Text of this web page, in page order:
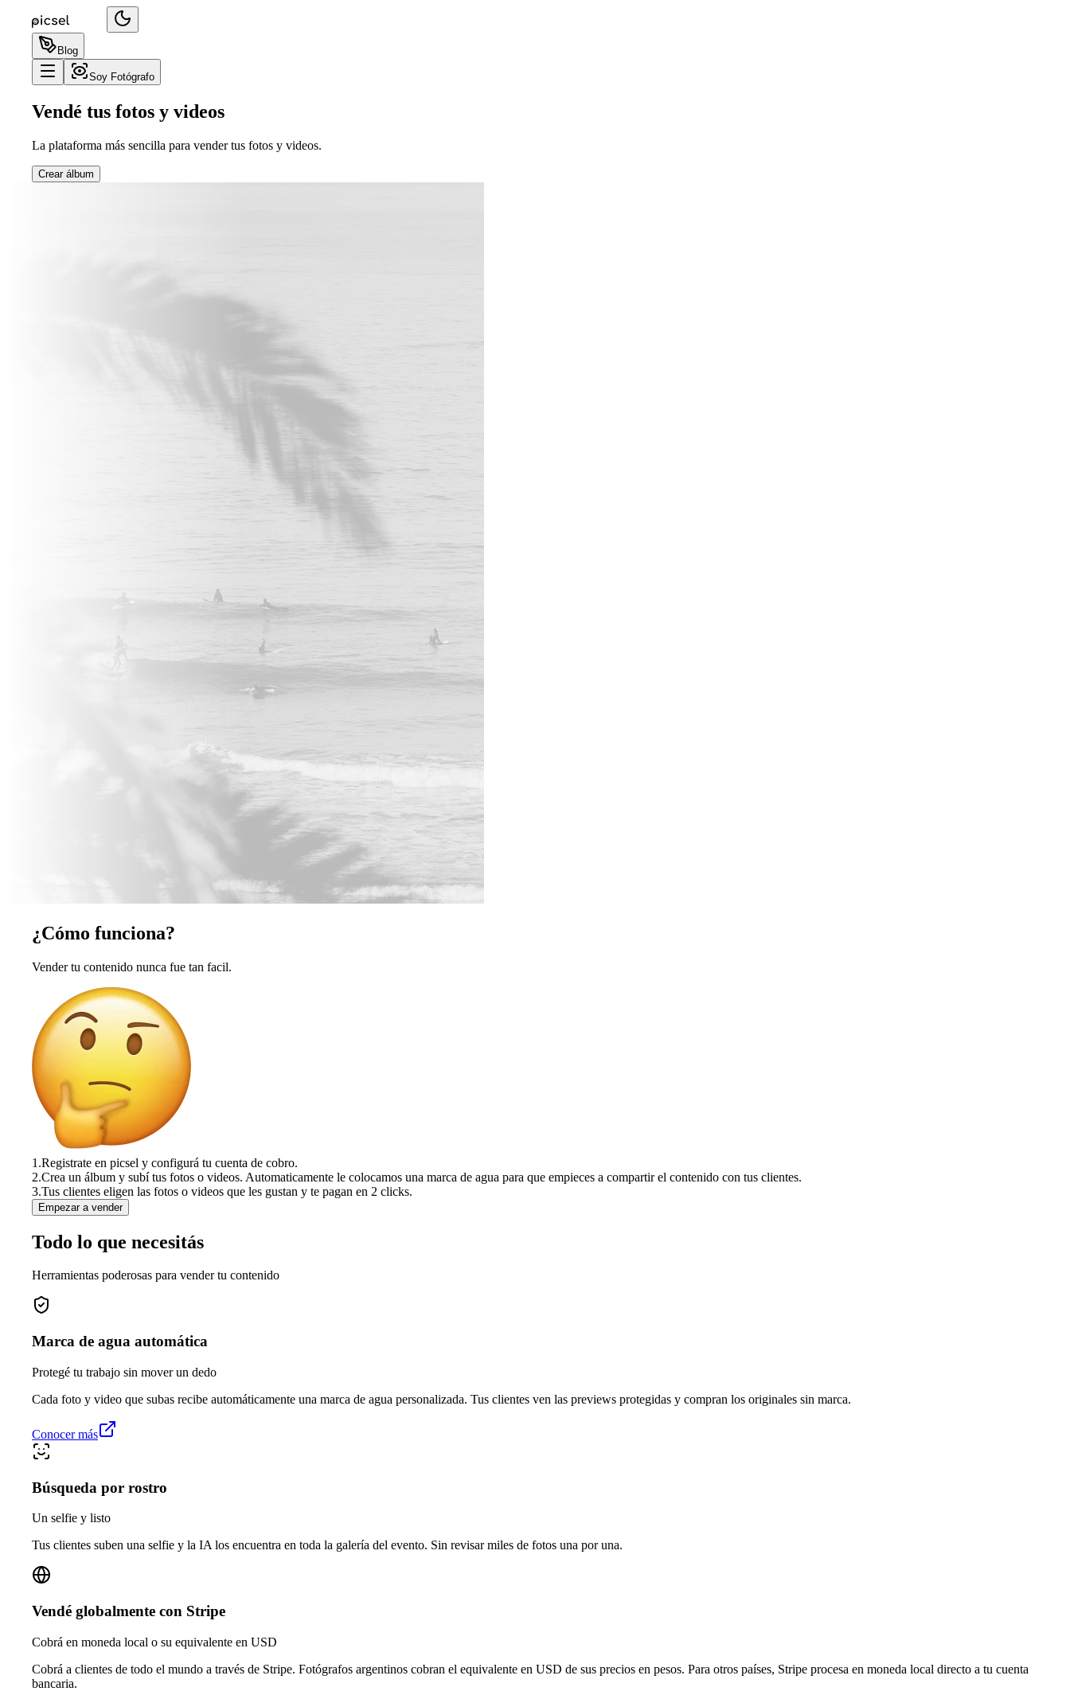
Blog
Soy Fotógrafo
Vendé tus fotos y videos
La plataforma más sencilla para vender tus fotos y videos.
Crear álbum
¿Cómo funciona?
Vender tu contenido nunca fue tan facil.
1.Registrate en picsel y configurá tu cuenta de cobro.
2.Crea un álbum y subí tus fotos o videos. Automaticamente le colocamos una marca de agua para que empieces a compartir el contenido con tus clientes.
3.Tus clientes eligen las fotos o videos que les gustan y te pagan en 2 clicks.
Empezar a vender
Todo lo que necesitás
Herramientas poderosas para vender tu contenido
Marca de agua automática
Protegé tu trabajo sin mover un dedo
Cada foto y video que subas recibe automáticamente una marca de agua personalizada. Tus clientes ven las previews protegidas y compran los originales sin marca.
Conocer más
Búsqueda por rostro
Un selfie y listo
Tus clientes suben una selfie y la IA los encuentra en toda la galería del evento. Sin revisar miles de fotos una por una.
Vendé globalmente con Stripe
Cobrá en moneda local o su equivalente en USD
Cobrá a clientes de todo el mundo a través de Stripe. Fotógrafos argentinos cobran el equivalente en USD de sus precios en pesos. Para otros países, Stripe procesa en moneda local directo a tu cuenta
bancaria.